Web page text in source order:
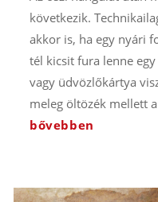
következik.
akkor is, ha egy nyári
tél kicsit fura lenne
vagy üdvözlőkártya
meleg öltözék mellett
bővebben